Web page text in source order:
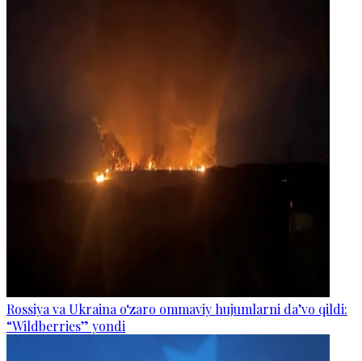
Rossiya va Ukraina o‘zaro ommaviy hujumlarni da’vo qildi:
“Wildberries” yondi